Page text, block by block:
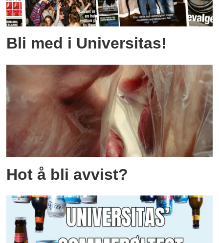
Bli med i Universitas!
Hot å bli avvist?